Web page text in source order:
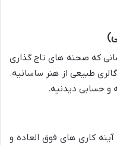
که صحنه های تاج گذاری
طبیعی از هنر ساسانیه.
و حسابی دیدنیه.
کاری های فوق العاده و